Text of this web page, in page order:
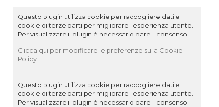
Questo plugin utilizza cookie per raccogliere dati e
cookie di terze parti per migliorare l'esperienza utente.
Per visualizzare il plugin è necessario dare il consenso.
Clicca qui per modificare le preferenze sulla Cookie
Policy
Questo plugin utilizza cookie per raccogliere dati e
cookie di terze parti per migliorare l'esperienza utente.
Per visualizzare il plugin è necessario dare il consenso.